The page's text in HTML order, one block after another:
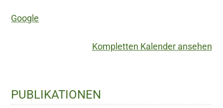
Google
Kompletten Kalender ansehen
Haupt-
Sidebar
PUBLIKATIONEN